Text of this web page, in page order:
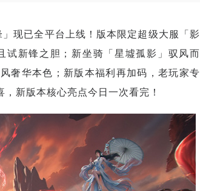
现已全平台上线！版本限定超级大服「影
新锋之胆；新坐骑「星墟孤影」驭风而
奢华本色；新版本福利再加码，老玩家专
新版本核心亮点今日一次看完！